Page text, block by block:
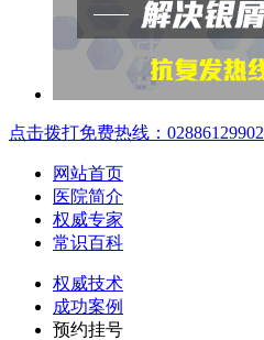
点击拨打免费热线：02886129902
网站首页
医院简介
权威专家
常识百科
权威技术
成功案例
预约挂号